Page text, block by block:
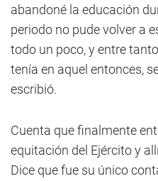
abandoné la educación
periodo no pude volver a
todo un poco, y entre
tenía en aquel entonces,
escribió.
Cuenta que finalmente
equitación del Ejército y
Dice que fue su único